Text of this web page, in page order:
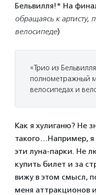
Бельвилля!* На
обращаясь к
велосипеде)
«Трио из
полнометражный
велосипедах и
Как я хулиганю? Не
такого…Например,
эти луна-парки. Не
купить билет и за
вижу в этом смысл,
меня аттракционов